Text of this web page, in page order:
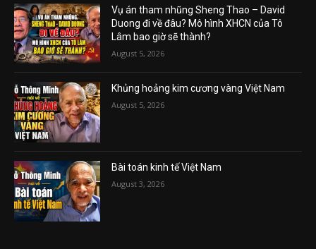
Vụ án tham nhũng Sheng Thao – David
Duong đi về đâu? Mô hình XHCN của Tô
Lâm bao giờ sẽ thành?
August 5, 2026
Khủng hoảng kim cương vàng Việt Nam
August 5, 2026
Bài toán kinh tế Việt Nam
August 3, 2026